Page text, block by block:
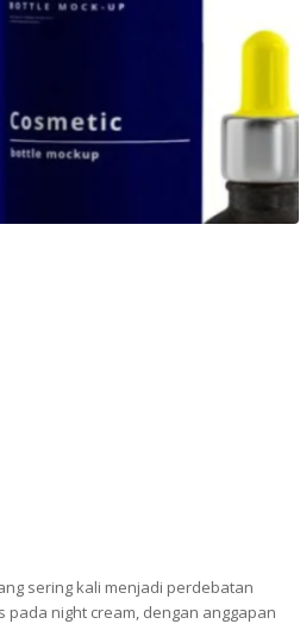
sering kali menjadi perdebatan
night cream, dengan anggapan